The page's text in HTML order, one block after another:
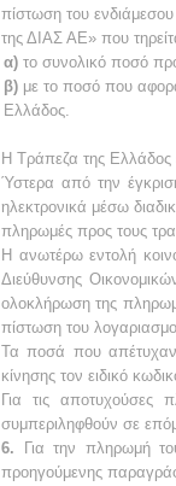
πίστωση του
της ΔΙΑΣ ΑΕ» που
α) το συνολικό ποσό
β) με το ποσό που
Ελλάδος.
Η Τράπεζα της Ελλάδος
Ύστερα από την
ηλεκτρονικά μέσω
πληρωμές προς τους
Η ανωτέρω εντολή
Διεύθυνσης
ολοκλήρωση της
πίστωση του
Τα ποσά που απέτυχαν
κίνησης τον ειδικό
Για τις
συμπεριληφθούν σε
6. Για την πληρωμή
προηγούμενης